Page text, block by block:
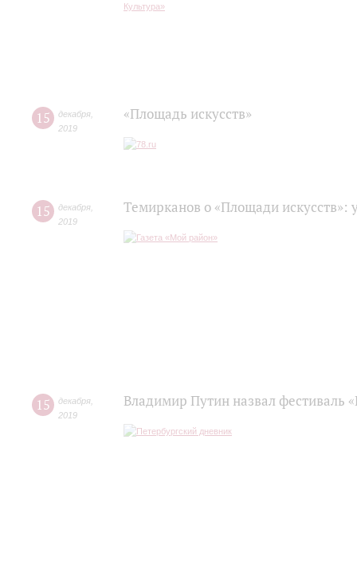
15 декабря
2019
«Площадь искусств»
15 декабря
2019
Темирканов о «Площади
15 декабря
2019
Владимир Путин назвал фестиваль